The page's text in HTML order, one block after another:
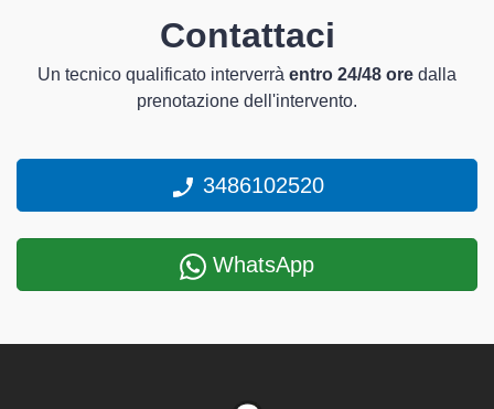
Contattaci
Un tecnico qualificato interverrà entro 24/48 ore dalla
prenotazione dell'intervento.
3486102520
WhatsApp